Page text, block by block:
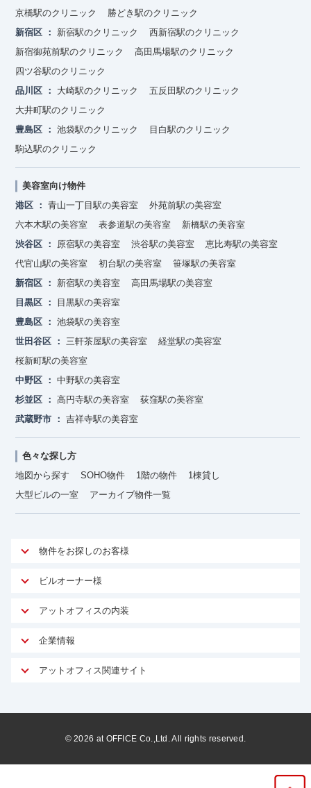
京橋駅のクリニック
勝どき駅のクリニック
新宿区
新宿駅のクリニック
西新宿駅のクリニック
新宿御苑前駅のクリニック
高田馬場駅のクリニック
四ツ谷駅のクリニック
品川区
大崎駅のクリニック
五反田駅のクリニック
大井町駅のクリニック
豊島区
池袋駅のクリニック
目白駅のクリニック
駒込駅のクリニック
美容室向け物件
港区
青山一丁目駅の美容室
外苑前駅の美容室
六本木駅の美容室
表参道駅の美容室
新橋駅の美容室
渋谷区
原宿駅の美容室 渋谷駅の美容室
恵比寿駅の美容室
代官山駅の美容室
初台駅の美容室
笹塚駅の美容室
新宿区
新宿駅の美容室
高田馬場駅の美容室
目黒区
目黒駅の美容室
豊島区
池袋駅の美容室
世田谷区
三軒茶屋駅の美容室
経堂駅の美容室
桜新町駅の美容室
中野区
中野駅の美容室
杉並区
高円寺駅の美容室
荻窪駅の美容室
武蔵野市
吉祥寺駅の美容室
色々な探し方
地図から探す
SOHO物件 1階の物件
1棟貸し
大型ビルの一室
アーカイブ物件一覧
物件をお探しのお客様
アットオフィスが選ばれる理由
ご契約者様インタビュー
オフィスお役立ちコラム
ビルオーナー様
オーナー様向けサービス
マイソク作成
物件情報から成約賃料を予測
リノベーション
サブリース
アットオフィスの内装
サービス内容
内装に関するよくある質問
企業情報
アットオフィス関連サイト
アットレジデンス
ビルアド
©2026 at OFFICE Co.,Ltd. All rights reserved.